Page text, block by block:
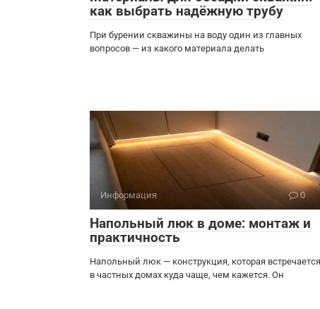
как выбрать надёжную трубу
При бурении скважины на воду один из главных
вопросов — из какого материала делать
Информация 0
Напольный люк в доме: монтаж и
практичность
Напольный люк — конструкция, которая встречается
в частных домах куда чаще, чем кажется. Он